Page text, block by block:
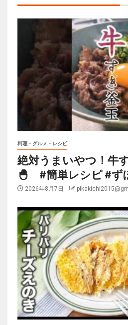
料理・グルメ・レシピ
絶対うまいやつ！牛
🐣 #簡単レシピ #ず
2026年8月7日